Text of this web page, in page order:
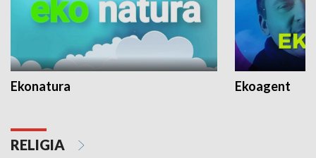
Ekonatura Ekoagent
RELIGIA